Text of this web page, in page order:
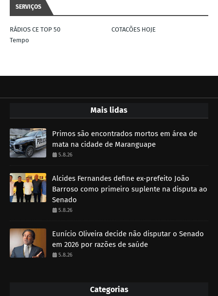
SERVIÇOS
RÁDIOS CE TOP 50
COTACÕES HOJE
Tempo
Mais lidas
Primos são encontrados mortos em área de
mata na cidade de Maranguape
5.8.26
Alcides Fernandes define ex-prefeito João
Barroso como primeiro suplente na disputa ao
Senado
5.8.26
Eunício Oliveira decide não disputar o Senado
em 2026 por razões de saúde
5.8.26
Categorias